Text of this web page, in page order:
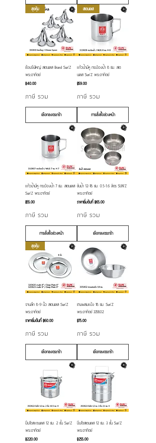
สุดคุ้ม
ช้อนจีนใหญ่ สเตนเลส Brand Sun'Z
พระอาทิตย์
ราคา
฿40.00
ภาษี รวม
เลือกลงตระกร้า
สเตนเลส
แก้วน้ำมีหู กระป๋องน้ำ 8 ซม. สเต
นเลส Sun'Z พระอาทิตย์
ราคา
฿59.00
ภาษี รวม
การสั่งซื้อล่วงหน้า
แก้วน้ำมีหู กระป๋องน้ำ 7 ซม. สเตนเลส
Sun'Z พระอาทิตย์
ราคา
฿55.00
ภาษี รวม
การสั่งซื้อล่วงหน้า
ขันน้ำ 12-18 ซม. 0.5-1.6 ลิตร SUN'Z
พระอาทิตย์
ราคาเริ่มต้นที่฿65.00
ราคาขายลด
ภาษี รวม
เลือกลงตระกร้า
สุดคุ้ม
จานลึก 8-9 นิ้ว สเตนเลส Sun'Z
พระอาทิตย์
ราคาเริ่มต้นที่฿60.00
ราคาขายลด
ภาษี รวม
เลือกลงตระกร้า
ชามผสมแป้ง 18 ซม. Sun'Z
พระอาทิตย์ 335802
ราคา
฿75.00
ภาษี รวม
เลือกลงตระกร้า
ปิ่นโตสแตนเลส 12 ซม. 2 ชั้น Sun'Z
พระอาทิตย์
ราคา
฿220.00
ปิ่นโตสเตนเลส 12 ซม. 3 ชั้น Sun'Z
พระอาทิตย์
ราคา
฿255.00